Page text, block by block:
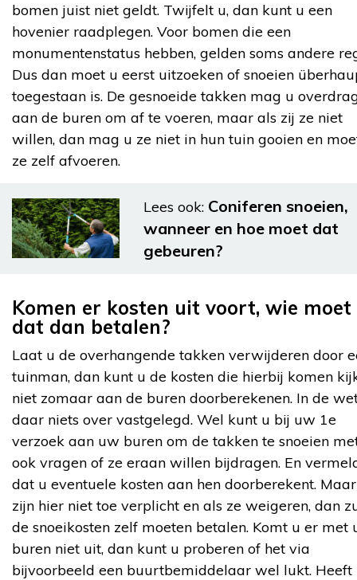
bomen juist niet geldt. Twijfelt u, dan kunt u een
hovenier raadplegen. Voor bomen die een
monumentenstatus hebben, gelden soms andere
Dus dan moet u eerst uitzoeken of snoeien
toegestaan is. De gesnoeide takken mag u
aan de buren om af te voeren, maar als zij ze niet
willen, dan mag u ze niet in hun tuin gooien en
ze zelf afvoeren.
Lees ook: Coniferen snoeien,
wanneer en hoe moet dat
gebeuren?
Komen er kosten uit voort, wie moet
dat dan betalen?
Laat u de overhangende takken verwijderen door
tuinman, dan kunt u de kosten die hierbij komen
niet zomaar aan de buren doorberekenen. In de
daar niets over vastgelegd. Wel kunt u bij uw 1e
verzoek aan uw buren om de takken te snoeien
ook vragen of ze eraan willen bijdragen. En
dat u eventuele kosten aan hen doorberekent.
zijn hier niet toe verplicht en als ze weigeren, dan
de snoeikosten zelf moeten betalen. Komt u er met
buren niet uit, dan kunt u proberen of het via
bijvoorbeeld een buurtbemiddelaar wel lukt. Heeft